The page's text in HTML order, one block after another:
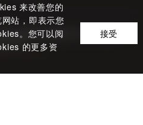
来改善您的
站，即表示您
。您可以阅
的更多资
接受
市驿商科技有限公司 All Rights
号-2